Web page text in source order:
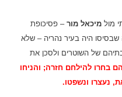
מול מיכאל מור – פסיכופת
היה בעיר נהריה – שלא
של השוטרים ולסכן את
הם בחרו להילחם חזרה; והניחו
נעצרו ונשפטו.